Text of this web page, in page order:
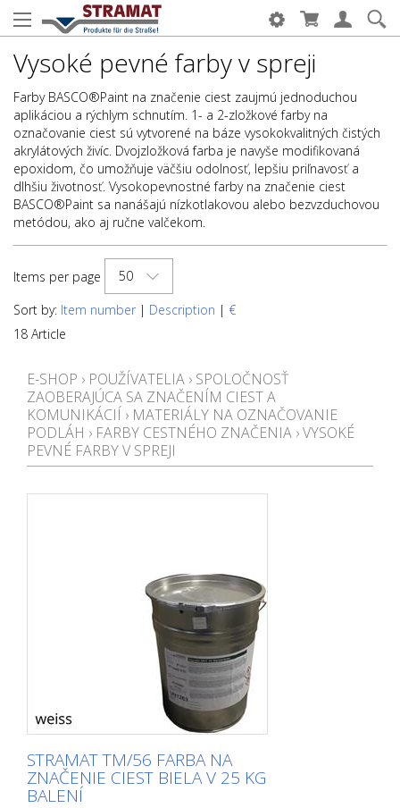
Vysoké pevné farby v spreji
Farby BASCO®Paint na značenie ciest zaujmú jednoduchou
aplikáciou a rýchlym schnutím. 1- a 2-zložkové farby na
označovanie ciest sú vytvorené na báze vysokokvalitných čistých
akrylátových živíc. Dvojzložková farba je navyše modifikovaná
epoxidom, čo umožňuje väčšiu odolnosť, lepšiu priľnavosť a
dlhšiu životnosť. Vysokopevnostné farby na značenie ciest
BASCO®Paint sa nanášajú nízkotlakovou alebo bezvzduchovou
metódou, ako aj ručne valčekom.
Items per page
50
Sort by: Item number | Description | €
18 Article
E-SHOP › POUŽÍVATELIA › SPOLOČNOSŤ
ZAOBERAJÚCA SA ZNAČENÍM CIEST A
KOMUNIKÁCIÍ › MATERIÁLY NA OZNAČOVANIE
PODLÁH › FARBY CESTNÉHO ZNAČENIA ›VYSOKÉ
PEVNÉ FARBY V SPREJI
STRAMAT TM/56 FARBA NA
ZNAČENIE CIEST BIELA V 25 KG
BALENÍ